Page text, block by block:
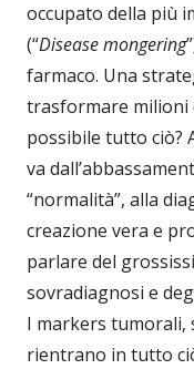
occupato della più
(“Disease mongering
farmaco. Una
trasformare milioni
possibile tutto ciò?
va
“normalità”, alla
creazione vera e
parlare del
sovradiagnosi e
I markers tumorali,
rientrano in tutto